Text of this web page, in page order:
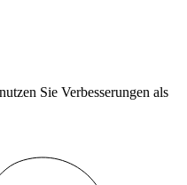
Sie Verbesserungen als